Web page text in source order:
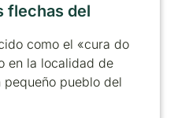
flechas del
como el «cura do
en la localidad de
pueblo del